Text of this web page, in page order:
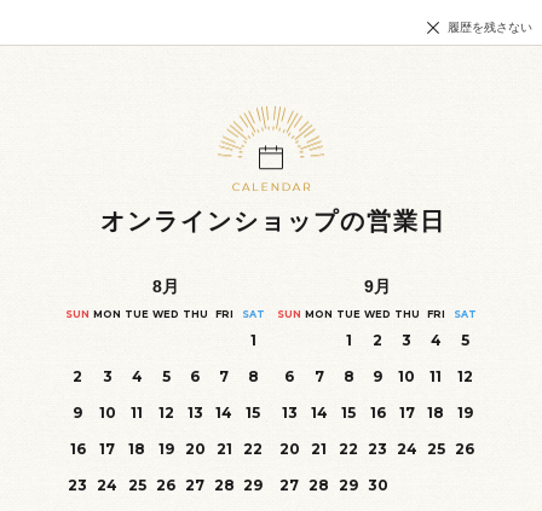
履歴を残さない
オンラインショップの営業日
8月
SUN MON TUE WED THU FRI SAT
1
2
3 4 5 6 7
8
9
10 11 12 13 14
15
16
17 18 19 20 21
22
23 24 25 26 27 28 29
9月
SUN MON TUE WED THU FRI SAT
1 2 3 4
5
6
7 8 9 10 11
12
13
14 15 16 17 18
19
20
21 22 23 24 25 26
27 28 29 30